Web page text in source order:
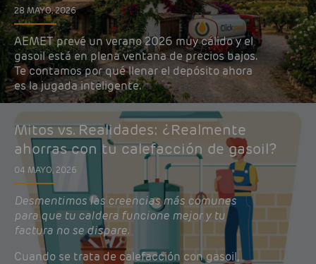
28 MAYO, 2026
AEMET prevé un verano 2026 muy cálido y el
gasoil está en plena ventana de precios bajos.
Te contamos por qué llenar el depósito ahora
es la jugada inteligente.
Mitos vs. Realidades: ¿Realmente
ahorras con tu calefacción de gasoil?
04 MAYO, 2026
Desmentimos las creencias más comunes
para que tu caldera funcione mejor y tu
factura no se dispare.
Cuando se trata de calefacción con gasoil,